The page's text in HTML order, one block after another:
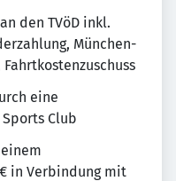
den TVöD inkl.
München-
eine
Club
in Verbindung mit